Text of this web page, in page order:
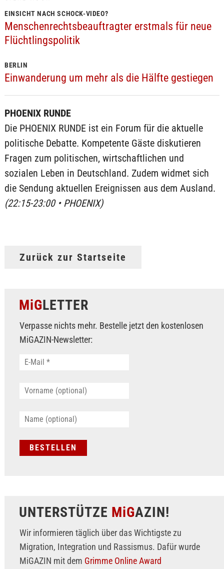
EINSICHT NACH SCHOCK-VIDEO?
Menschenrechtsbeauftragter erstmals für neue
Flüchtlingspolitik
BERLIN
Einwanderung um mehr als die Hälfte gestiegen
PHOENIX RUNDE
Die PHOENIX RUNDE ist ein Forum für die aktuelle
politische Debatte. Kompetente Gäste diskutieren
Fragen zum politischen, wirtschaftlichen und
sozialen Leben in Deutschland. Zudem widmet sich
die Sendung aktuellen Ereignissen aus dem Ausland.
(22:15-23:00 • PHOENIX)
Zurück zur Startseite
MiGLETTER
Verpasse nichts mehr. Bestelle jetzt den kostenlosen
MiGAZIN-Newsletter:
UNTERSTÜTZE MiGAZIN!
Wir informieren täglich über das Wichtigste zu
Migration, Integration und Rassismus. Dafür wurde
MiGAZIN mit dem Grimme Online Award